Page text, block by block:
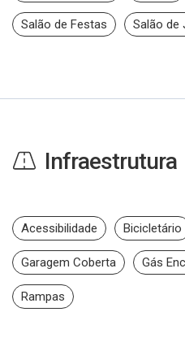
Salão de Festas Salão de
Infraestrutura
Acessibilidade Bicicletário
Garagem Coberta Gás
Rampas